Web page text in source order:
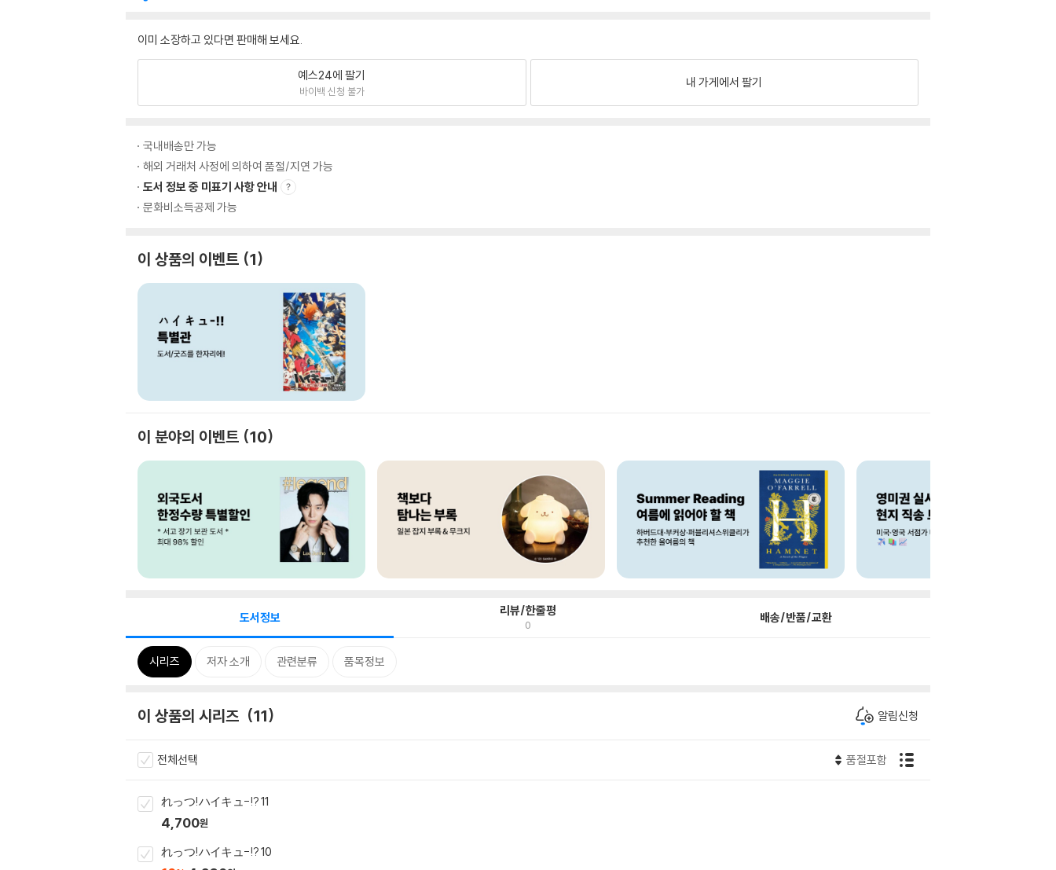
이미 소장하고 있다면 판매해 보세요.
예스24에 팔기
바이백 신청 불가
내 가게에서 팔기
국내배송만 가능
해외 거래처 사정에 의하여 품절/지연 가능
도서 정보 중 미표기 사항 안내
문화비소득공제 가능
이 상품의 이벤트 1
이 분야의 이벤트 10
도서정보 리뷰/한줄평
0 배송/반품/교환
시리즈 저자 소개 관련분류 품목정보
이 상품의 시리즈 11 알림신청
전체선택 품절포함
れっつ!ハイキュ-!? 11
4,700원
れっつ!ハイキュ-!? 10